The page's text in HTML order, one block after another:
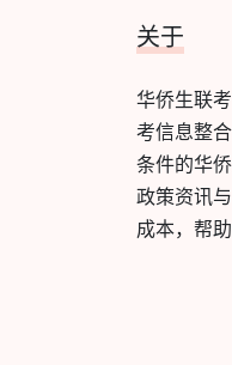
关于
华侨生联
考信息整
条件的华
政策资讯
成本，帮